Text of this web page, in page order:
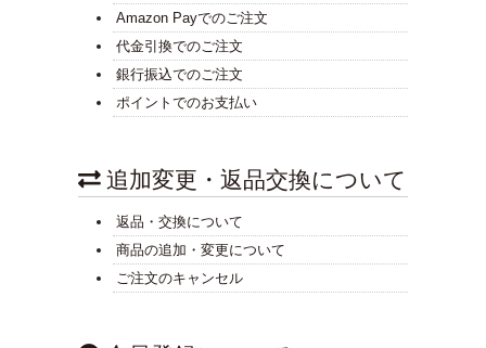
Amazon Payでのご注文
代金引換でのご注文
銀行振込でのご注文
ポイントでのお支払い
追加変更・返品交換について
返品・交換について
商品の追加・変更について
ご注文のキャンセル